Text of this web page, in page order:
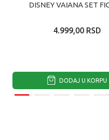
DISNEY VAIANA SET
4.999,00 RSD
DODAJ U KORPU